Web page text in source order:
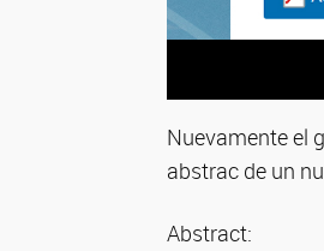
Nuevamente el
abstrac de un
Abstract: